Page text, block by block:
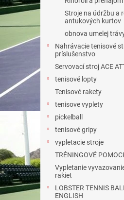
Stroje na údržbu a
antukových kurtov
obnova umelej
Nahrávacie tenisové
príslušenstvo
Servovací stroj ACE
tenisové lopty
Tenisové rakety
tenisove vyplety
pickelball
tenisové gripy
vypletacie stroje
TRÉNINGOVÉ
Vypletanie
rakiet
LOBSTER TENNIS
ENGLISH